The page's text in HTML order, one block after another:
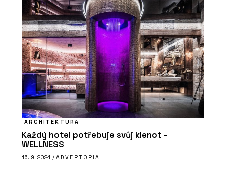
ARCHITEKTURA
Každý hotel potřebuje svůj klenot –
WELLNESS
16. 9. 2024 / ADVERTORIAL